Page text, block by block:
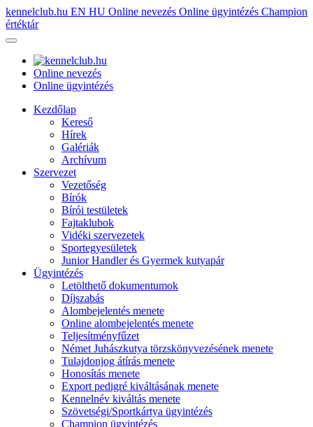
kennelclub.hu EN HU Online nevezés Online ügyintézés Champion
értéktár
Online nevezés
Online ügyintézés
Kezdőlap
Kereső
Hírek
Galériák
Archívum
Szervezet
Vezetőség
Bírók
Bírói testületek
Fajtaklubok
Vidéki szervezetek
Sportegyesületek
Junior Handler és Gyermek kutyapár
Ügyintézés
Letölthető dokumentumok
Díjszabás
Alombejelentés menete
Online alombejelentés menete
Teljesítményfűzet
Német Juhászkutya törzskönyvezésének menete
Tulajdonjog átírás menete
Honosítás menete
Export pedigré kiváltásának menete
Kennelnév kiváltás menete
Szövetségi/Sportkártya ügyintézés
Champion ügyintézés